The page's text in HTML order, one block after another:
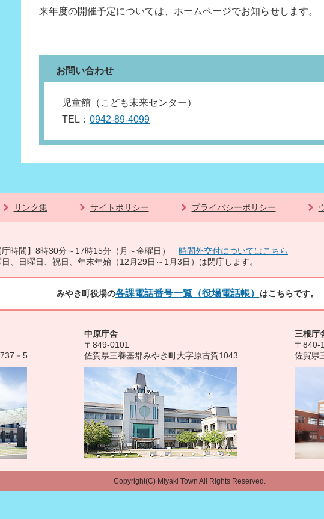
来年度の開催予定については、ホームページでお知らせします。
お問い合わせ
児童館（こども未来センター）
TEL： 0942-89-4099
リンク集 サイトポリシー プライバシーポリシー
庁時間】8時30分～17時15分（月～金曜日） 時間外交付についてはこちら
日、日曜日、祝日、年末年始（12月29日～1月3日）は閉庁します。
みやき町役場の各課電話番号一覧（役場電話帳） はこちらです。
－5
中原庁舎
〒849-0101
佐賀県三養基郡みやき町大字原古賀1043
三根庁
〒840-
佐賀県
Copyright(C) Miyaki Town All Rights Reserved.